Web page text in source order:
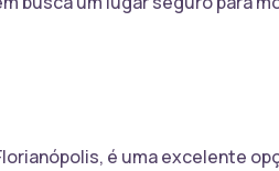
é uma excelente